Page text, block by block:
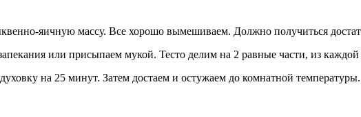
яичную массу. Все хорошо вымешиваем. Должно получиться
или присыпаем мукой. Тесто делим на 2 равные части, из
на 25 минут. Затем достаем и остужаем до комнатной температуры.